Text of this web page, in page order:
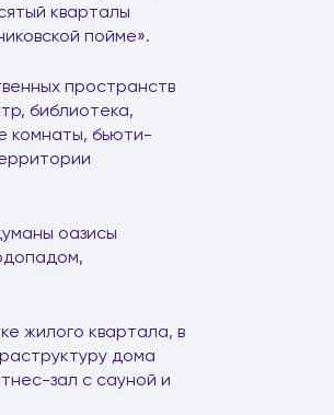
кварталы
пойме».
пространств
библиотека,
комнаты, бьюти-
оазисы
жилого квартала, в
дома
зал с сауной и